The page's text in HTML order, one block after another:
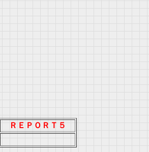
ＲＥＰＯＲＴ５